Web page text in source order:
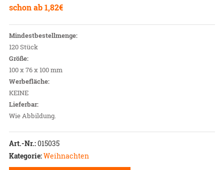
schon ab1,82€
Mindestbestellmenge:
120 Stück
Größe:
100 x 76 x 100 mm
Werbefläche:
KEINE
Lieferbar:
Wie Abbildung.
Art.-Nr.:015035
Kategorie:Weihnachten